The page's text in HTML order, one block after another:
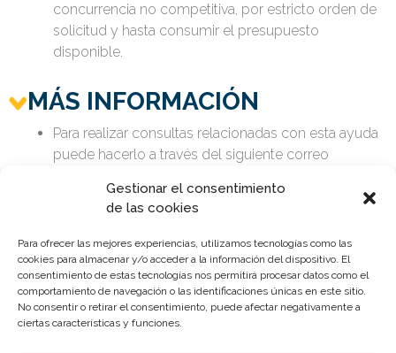
Gestionar el consentimiento
de las cookies
Para ofrecer las mejores experiencias, utilizamos tecnologías como las
cookies para almacenar y/o acceder a la información del dispositivo. El
consentimiento de estas tecnologías nos permitirá procesar datos como el
comportamiento de navegación o las identificaciones únicas en este sitio.
No consentir o retirar el consentimiento, puede afectar negativamente a
ciertas características y funciones.
concurrencia no competitiva, por estricto orden de
solicitud y hasta consumir el presupuesto
disponible.
MÁS INFORMACIÓN
Para realizar consultas relacionadas con esta ayuda
puede hacerlo a través del siguiente correo
otros)
Se subvenciona la contratación de un experto para
la transformación digital, con hasta 1.000 €
mensuales durante 20 meses.